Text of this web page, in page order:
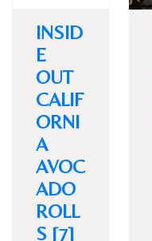
INSID
E
OUT
CALIF
ORNI
A
AVOC
ADO
ROLL
S [7]
Time